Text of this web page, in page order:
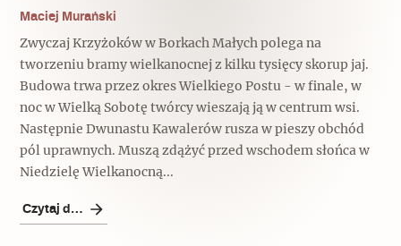
Maciej Murański
Zwyczaj Krzyżoków w Borkach Małych polega na
tworzeniu bramy wielkanocnej z kilku tysięcy skorup jaj.
Budowa trwa przez okres Wielkiego Postu - w finale, w
noc w Wielką Sobotę twórcy wieszają ją w centrum wsi.
Następnie Dwunastu Kawalerów rusza w pieszy obchód
pól uprawnych. Muszą zdążyć przed wschodem słońca w
Niedzielę Wielkanocną...
Czytaj dalej